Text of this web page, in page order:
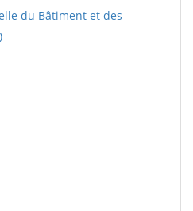
du Bâtiment et des